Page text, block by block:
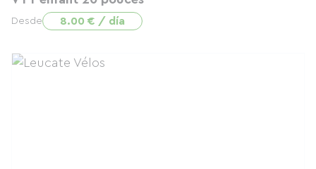
Desde 8.00 € / día